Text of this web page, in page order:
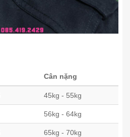
Cân nặng
45kg - 55kg
56kg - 64kg
65kg - 70kg